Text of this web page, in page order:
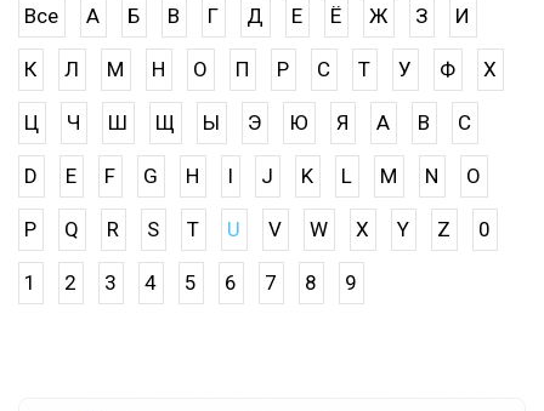
Все А Б В Г Д Е Ё Ж З И
К Л М Н О П Р С Т У Ф Х
Ц Ч Ш Щ Ы Э Ю Я A B C
D E F G H I J K L M N O
P Q R S T U V W X Y Z 0
1 2 3 4 5 6 7 8 9